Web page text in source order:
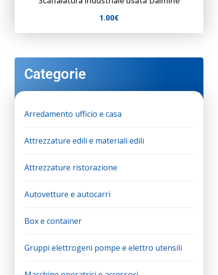
Categorie
Arredamento ufficio e casa
Attrezzature edili e materiali edili
Attrezzature ristorazione
Autovetture e autocarri
Box e container
Gruppi elettrogeni pompe e elettro utensili
1.00€